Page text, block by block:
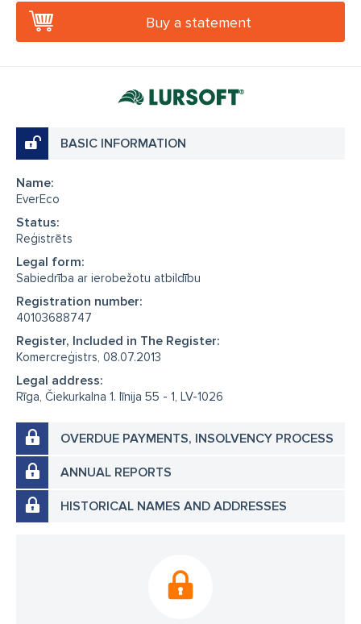
Buy a statement
BASIC INFORMATION
Name:
EverEco
Status:
Reģistrēts
Legal form:
Sabiedrība ar ierobežotu atbildību
Registration number:
40103688747
Register, Included in The Register:
Komercreģistrs, 08.07.2013
Legal address:
Rīga, Čiekurkalna 1. līnija 55 - 1, LV-1026
OVERDUE PAYMENTS, INSOLVENCY PROCESS
ANNUAL REPORTS
HISTORICAL NAMES AND ADDRESSES